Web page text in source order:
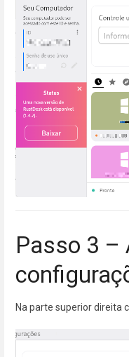
Passo 3 –
Na parte superior direita